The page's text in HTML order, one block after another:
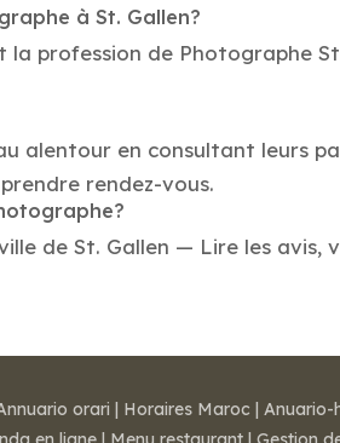
à St. Gallen?
profession de Photographe
alentour en consultant leurs
rendez-vous.
de St. Gallen — Lire les avis,
orari | Horaires Maroc | Anuario-